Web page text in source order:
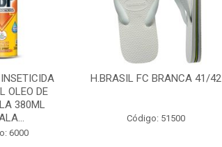
OLEO DE
380ML
6000
H.BRASIL FC BRANCA 41/42
Código: 51500